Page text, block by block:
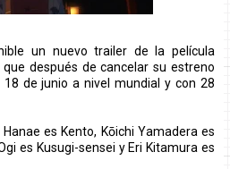
un nuevo trailer de la película
después de cancelar su estreno
de junio a nivel mundial y con 28
es Kento, Kōichi Yamadera es
es Kusugi-sensei y Eri Kitamura es